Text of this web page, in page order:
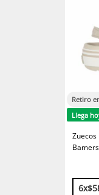
Retiro
Llega